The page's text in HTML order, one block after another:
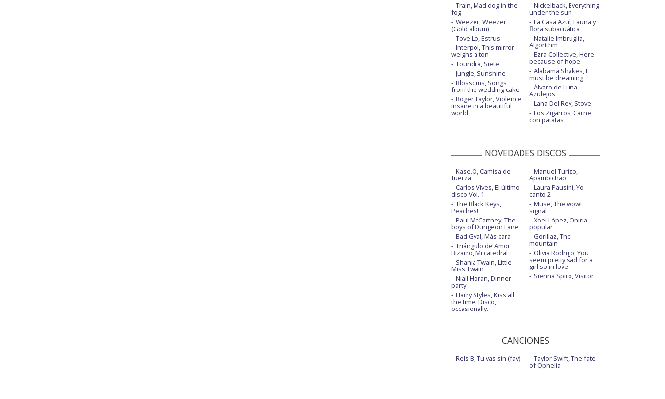
Train, Mad dog in the
fog
Weezer, Weezer
(Gold album)
Tove Lo, Estrus
Interpol, This mirror
weighs a ton
Toundra, Siete
Jungle, Sunshine
Blossoms, Songs
from the wedding cake
Roger Taylor, Violence
insane in a beautiful
world
Nickelback, Everything
under the sun
La Casa Azul, Fauna y
flora subacuática
Natalie Imbruglia,
Algorithm
Ezra Collective, Here
because of hope
Alabama Shakes, I
must be dreaming
Álvaro de Luna,
Azulejos
Lana Del Rey, Stove
Los Zigarros, Carne
con patatas
NOVEDADES DISCOS
Kase.O, Camisa de
fuerza
Carlos Vives, El último
disco Vol. 1
The Black Keys,
Peaches!
Paul McCartney, The
boys of Dungeon Lane
Bad Gyal, Más cara
Triángulo de Amor
Bizarro, Mi catedral
Shania Twain, Little
Miss Twain
Niall Horan, Dinner
party
Harry Styles, Kiss all
the time. Disco,
occasionally.
Manuel Turizo,
Apambichao
Laura Pausini, Yo
canto 2
Muse, The wow!
signal
Xoel López, Oniria
popular
Gorillaz, The
mountain
Olivia Rodrigo, You
seem pretty sad for a
girl so in love
Sienna Spiro, Visitor
CANCIONES
Rels B, Tu vas sin (fav) Taylor Swift, The fate
of Ophelia